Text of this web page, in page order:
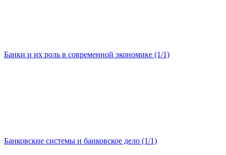
Банки и их роль в современной экономике (1/1)
Банковские системы и банковское дело (1/1)